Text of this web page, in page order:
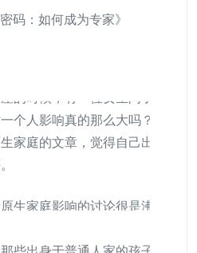
码：如何成为专家》
的时候，有一位女生问了
个人影响真的那么大吗？
家庭的文章，觉得自己出
生家庭影响的讨论很是沸
会分层、阶层固化等的各